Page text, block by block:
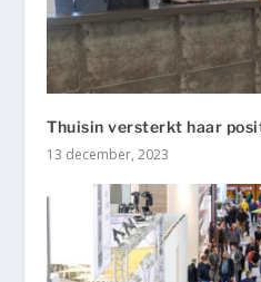
Thuisin versterkt haar
13 december, 2023